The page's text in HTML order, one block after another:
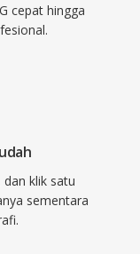
cepat hingga
klik satu
sementara